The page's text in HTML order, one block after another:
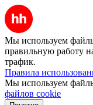
Мы используем
правильную работу
трафик.
Правила
Мы используем
файлов cookie